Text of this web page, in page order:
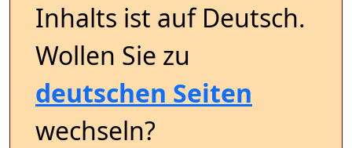
Inhalts ist auf Deutsch.
Wollen Sie zu
deutschen Seiten
wechseln?